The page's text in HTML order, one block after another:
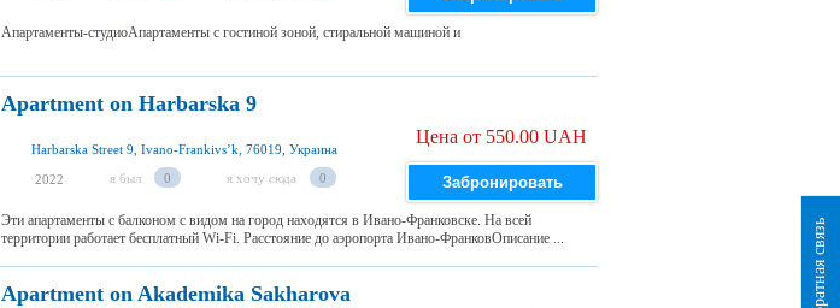
Апартаменты-студиоАпартаменты с гостиной зоной, стиральной машиной и
Apartment on Harbarska 9
Harbarska Street 9, Ivano-Frankivsʼk, 76019, Украина
2022 я был 0 я хочу сюда 0
Цена от 550.00 UAH
Забронировать
Эти апартаменты с балконом с видом на город находятся в Ивано-Франковске. На всей
территории работает бесплатный Wi-Fi. Расстояние до аэропорта Ивано-ФранковОписание ...
Apartment on Akademika Sakharova Обратная связь